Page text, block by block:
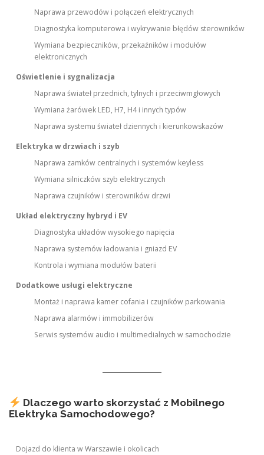
Naprawa przewodów i połączeń elektrycznych
Diagnostyka komputerowa i wykrywanie błędów sterowników
Wymiana bezpieczników, przekaźników i modułów
elektronicznych
Oświetlenie i sygnalizacja
Naprawa świateł przednich, tylnych i przeciwmgłowych
Wymiana żarówek LED, H7, H4 i innych typów
Naprawa systemu świateł dziennych i kierunkowskazów
Elektryka w drzwiach i szyb
Naprawa zamków centralnych i systemów keyless
Wymiana silniczków szyb elektrycznych
Naprawa czujników i sterowników drzwi
Układ elektryczny hybryd i EV
Diagnostyka układów wysokiego napięcia
Naprawa systemów ładowania i gniazd EV
Kontrola i wymiana modułów baterii
Dodatkowe usługi elektryczne
Montaż i naprawa kamer cofania i czujników parkowania
Naprawa alarmów i immobilizerów
Serwis systemów audio i multimedialnych w samochodzie
Dlaczego warto skorzystać z Mobilnego
Elektryka Samochodowego?
Dojazd do klienta w Warszawie i okolicach